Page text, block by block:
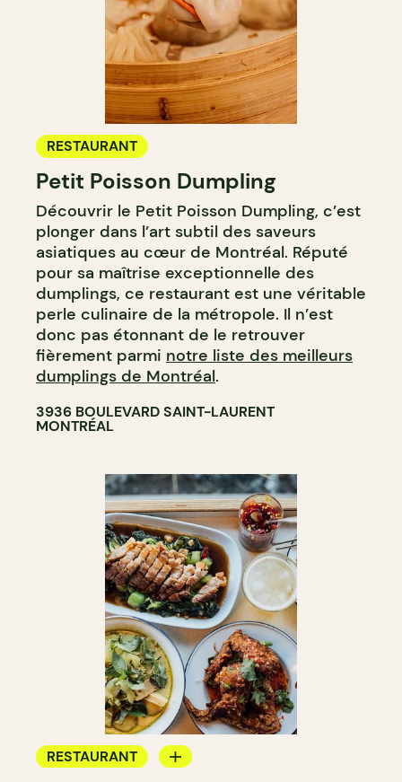
RESTAURANT
Petit Poisson Dumpling
Découvrir le Petit Poisson Dumpling, c’est
plonger dans l’art subtil des saveurs
asiatiques au cœur de Montréal. Réputé
pour sa maîtrise exceptionnelle des
dumplings, ce restaurant est une véritable
perle culinaire de la métropole. Il n’est
donc pas étonnant de le retrouver
fièrement parmi notre liste des meilleurs
dumplings de Montréal.
3936 BOULEVARD SAINT-LAURENT
MONTRÉAL
RESTAURANT